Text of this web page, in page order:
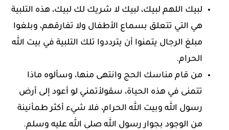
لبيك اللهم لبيك، لبيك لا شريك لك لبيك، هذه التلبية
هي التي تتعلق بسماع الأطفال ولا تفارقهم، وبلغوا
مبلغ الرجال يتمنوا أن يترددوا تلك التلبية في بيت الله
الحرام.
من قام مناسك الحج وانتهى منها، وسألوه ماذا
تتمنى في هذه الحياة، سقولأتمني لو أعود إلى أرض
رسول الله وبيت الله الحرام، فلا شيء أكثر طمأنينة
من الوجود بجوار رسول الله صلى الله عليه وسلم.